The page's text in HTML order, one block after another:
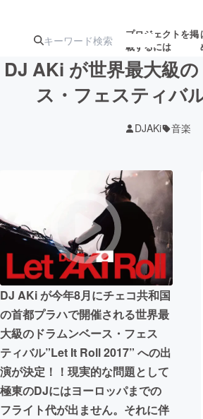
プロジェクトを掲
載するには
ジェクト
募集終
ロジェ
アート・写真
テクノロジー・ガジェット
映像・映画
ビジネス・起業
まちづくり・地域活性化
CAMPFIRE for Social Good
CAMPFIREふるさと納税machi-ya
DJ AKi が世界最大級
ス・フェスティバ
DJAKi 音楽
DJ AKi が今年8月にチェコ共和国
の首都プラハで開催される世界最
大級のドラムンベース・フェス
ティバル”Let It Roll 2017” への出
演が決定！！現実的な問題として
極東のDJにはヨーロッパまでの
フライト代が出ません。それに伴